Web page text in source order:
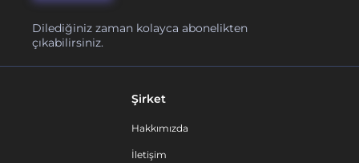
Dilediğiniz zaman kolayca abonelikten
çıkabilirsiniz.
Şirket
Hakkımızda
İletişim